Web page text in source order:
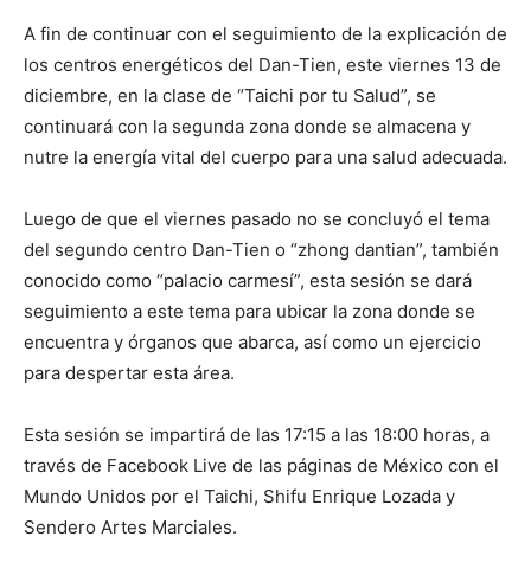
A fin de continuar con el seguimiento de la explicación de
los centros energéticos del Dan-Tien, este viernes 13 de
diciembre, en la clase de “Taichi por tu Salud”, se
continuará con la segunda zona donde se almacena y
nutre la energía vital del cuerpo para una salud adecuada.
Luego de que el viernes pasado no se concluyó el tema
del segundo centro Dan-Tien o “zhong dantian”, también
conocido como “palacio carmesí”, esta sesión se dará
seguimiento a este tema para ubicar la zona donde se
encuentra y órganos que abarca, así como un ejercicio
para despertar esta área.
Esta sesión se impartirá de las 17:15 a las 18:00 horas, a
través de Facebook Live de las páginas de México con el
Mundo Unidos por el Taichi, Shifu Enrique Lozada y
Sendero Artes Marciales.